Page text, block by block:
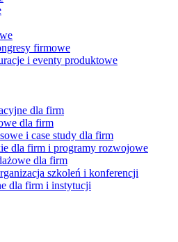
firmowe
i eventy produktowe
dla firm
dla firm
i case study dla firm
dla firm i programy rozwojowe
dla firm
szkoleń i konferencji
dla firm i instytucji